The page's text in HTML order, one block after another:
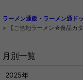
ラーメン通販・ラーメン通ド
>
【ご当地ラーメン☆食品カ
月別一覧
2025年